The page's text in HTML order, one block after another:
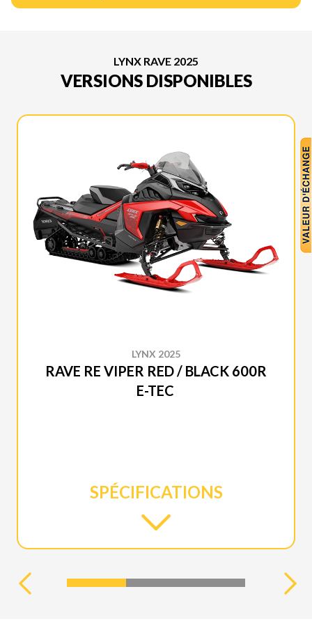
LYNX RAVE 2025
VERSIONS DISPONIBLES
LYNX 2025
RAVE RE VIPER RED / BLACK 600R
E-TEC
SPÉCIFICATIONS